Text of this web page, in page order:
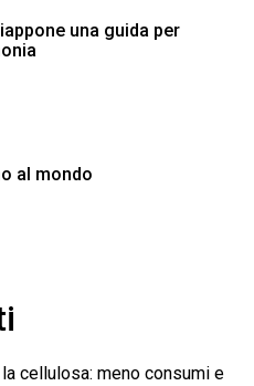
una guida per
al mondo
cellulosa: meno consumi e